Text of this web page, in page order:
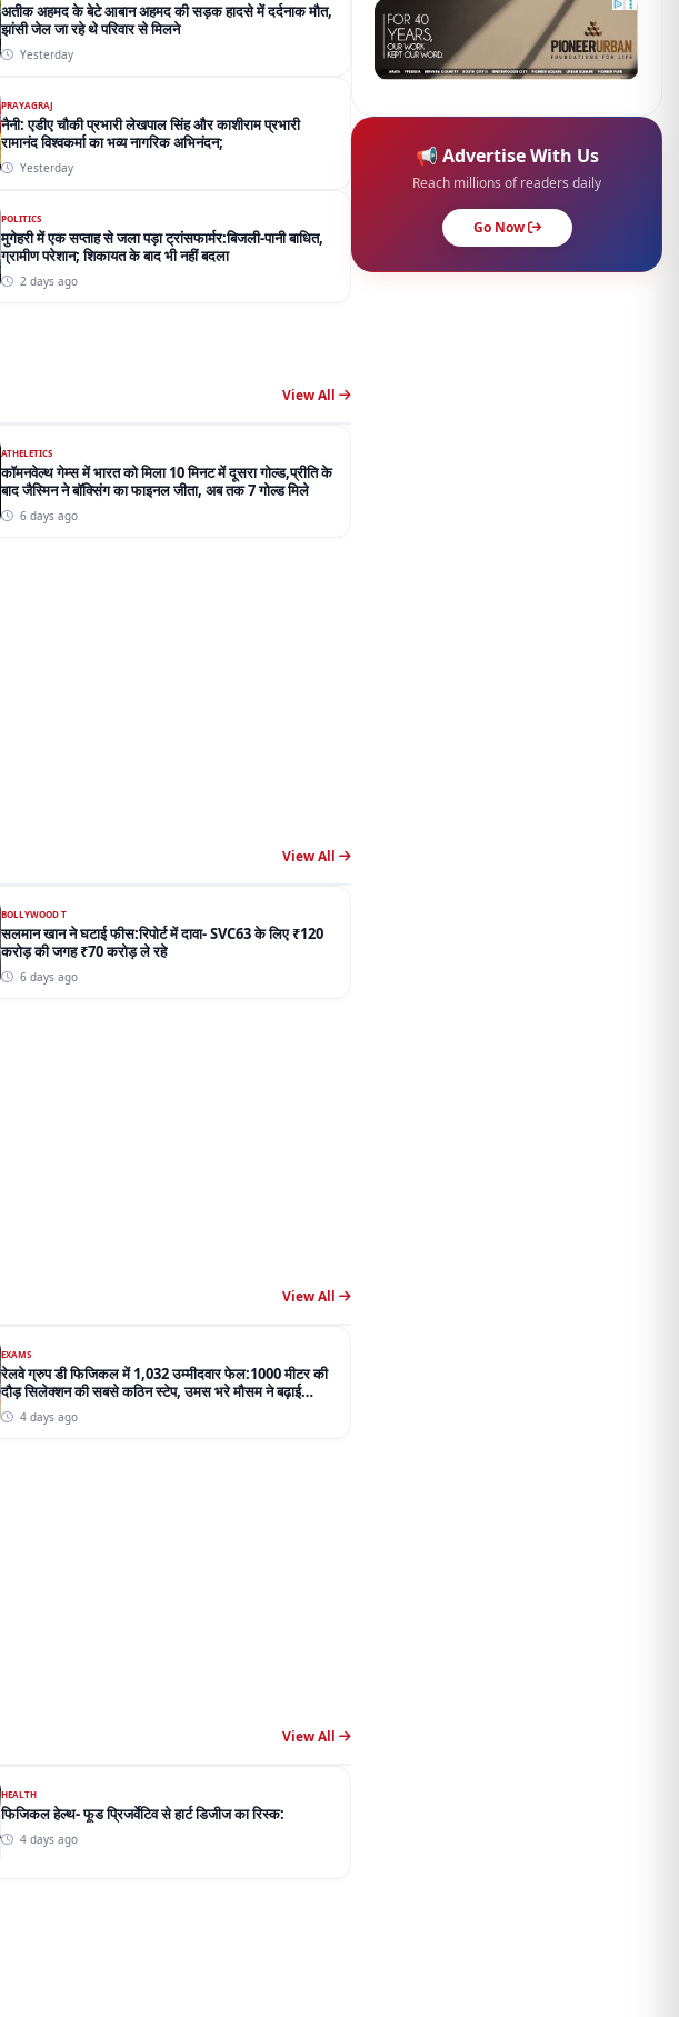
अतीक अहमद के बेटे आबान अहमद की सड़क हादसे में दर्दनाक मौत,
झांसी जेल जा रहे थे परिवार से मिलने
Yesterday
PRAYAGRAJ
नैनी: एडीए चौकी प्रभारी लेखपाल सिंह और काशीराम प्रभारी
रामानंद विश्वकर्मा का भव्य नागरिक अभिनंदन;
Yesterday
POLITICS
मुगेहरी में एक सप्ताह से जला पड़ा ट्रांसफार्मर:बिजली-पानी बाधित,
ग्रामीण परेशान; शिकायत के बाद भी नहीं बदला
2 days ago
View All
ATHELETICS
कॉमनवेल्थ गेम्स में भारत को मिला 10 मिनट में दूसरा गोल्ड,प्रीति के
बाद जैस्मिन ने बॉक्सिंग का फाइनल जीता, अब तक 7 गोल्ड मिले
6 days ago
View All
BOLLYWOOD T
सलमान खान ने घटाई फीस:रिपोर्ट में दावा- SVC63 के लिए ₹120
करोड़ की जगह ₹70 करोड़ ले रहे
6 days ago
View All
EXAMS
रेलवे ग्रुप डी फिजिकल में 1,032 उम्मीदवार फेल:1000 मीटर की
दौड़ सिलेक्शन की सबसे कठिन स्टेप, उमस भरे मौसम ने बढ़ाई
परेशानी4 days ago
View All
HEALTH
फिजिकल हेल्थ- फूड प्रिजर्वेटिव से हार्ट डिजीज का रिस्क:
4 days ago
📢 Advertise With Us
Reach millions of readers daily
Go Now